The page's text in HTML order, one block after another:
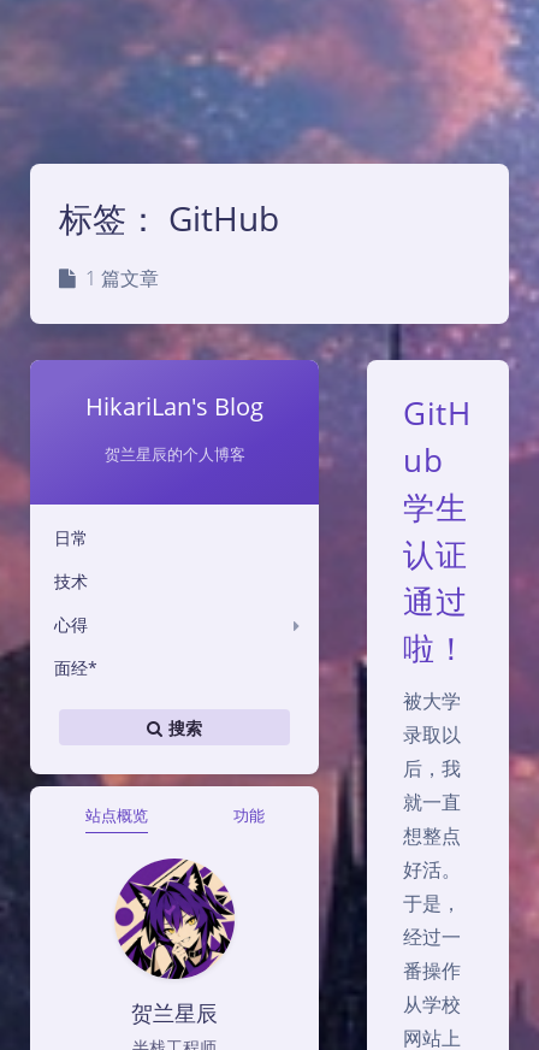
标签： GitHub
1 篇文章
HikariLan's Blog
贺兰星辰的个人博客
日常
技术
心得
面经*
搜索
站点概览 功能
贺兰星辰
GitH
ub
学生
认证
通过
啦！
被大学
录取以
后，我
就一直
想整点
好活。
于是，
经过一
番操作
从学校
网站上